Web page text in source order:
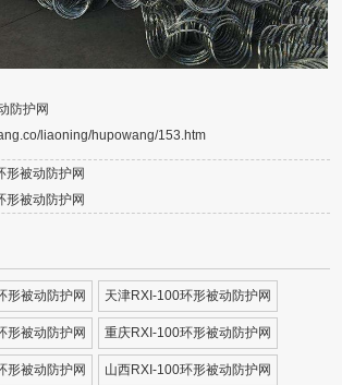
防护网
liaoning/hupowang/153.htm
形被动防护网
形被动防护网
形被动防护网 天津RXI-100环形被动防护网
形被动防护网 重庆RXI-100环形被动防护网
形被动防护网 山西RXI-100环形被动防护网